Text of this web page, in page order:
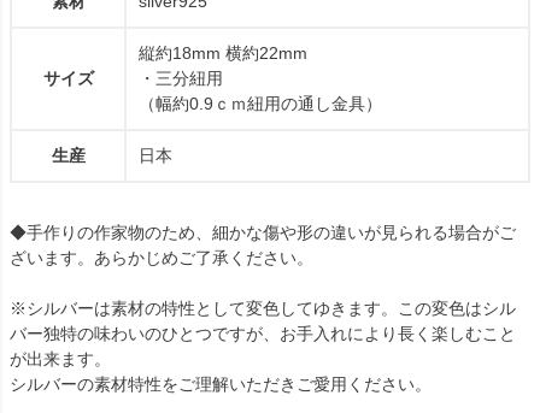
サイズ
縦約18mm 横約22mm
・三分紐用
（幅約0.9ｃｍ紐用の通し金具）
生産 日本
◆手作りの作家物のため、細かな傷や形の違いが見られる場合がご
ざいます。あらかじめご了承ください。
※シルバーは素材の特性として変色してゆきます。この変色はシル
バー独特の味わいのひとつですが、お手入れにより長く楽しむこと
が出来ます。
シルバーの素材特性をご理解いただきご愛用ください。